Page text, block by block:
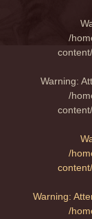
/
Warning:
/
/
Warning:
/